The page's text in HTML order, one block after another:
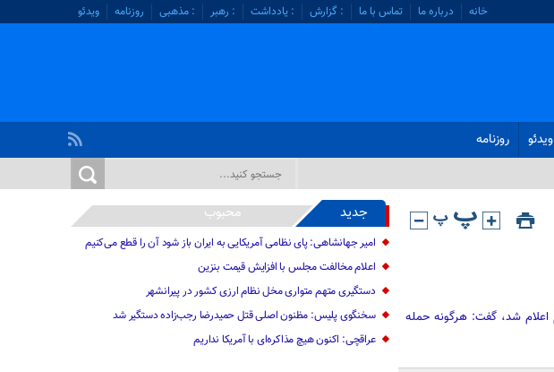
خانه درباره ما تماس با ما : گزارش : یادداشت : رهبر : مذهبی روزنامه ویدئو
ویدئو روزنامه
اعلام شد، گفت: هرگونه حمله
جدید محبوب
امیر جهانشاهی: پای نظامی آمریکایی به ایران باز شود آن را قطع می‌کنیم
اعلام مخالفت مجلس با افزایش قیمت بنزین
دستگیری متهم متواری مخل نظام ارزی کشور در پیرانشهر
سخنگوی پلیس: مظنون اصلی قتل حمیدرضا رجب‌زاده دستگیر شد
عراقچی: اکنون هیچ مذاکره‌ای با آمریکا نداریم